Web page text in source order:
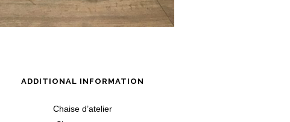
ADDITIONAL INFORMATION
Chaise d’atelier